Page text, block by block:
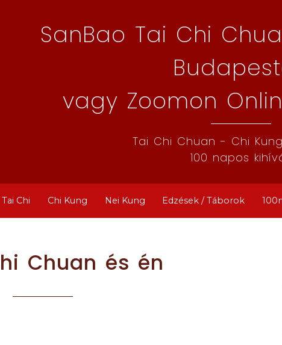
SanBao Tai Chi
vagy Zoomon
Tai Chi Chuan - Chi
100 napos
Tai Chi Chi Kung Nei Kung Edzések / Táborok
Chuan és én